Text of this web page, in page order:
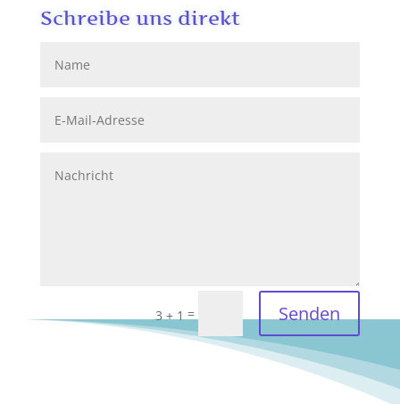
Schreibe uns direkt
3 + 1 = Senden